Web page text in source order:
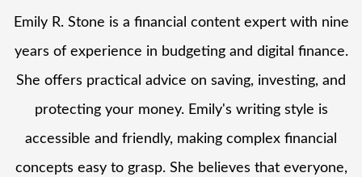
Emily R. Stone is a financial content expert with nine
years of experience in budgeting and digital finance.
She offers practical advice on saving, investing, and
protecting your money. Emily's writing style is
accessible and friendly, making complex financial
concepts easy to grasp. She believes that everyone,